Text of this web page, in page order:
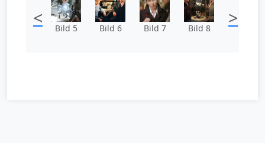
< Bild 5 Bild 6 Bild 7 Bild 8 >